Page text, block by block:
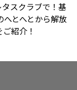
スクラブで！基
とへとから解放
紹介！